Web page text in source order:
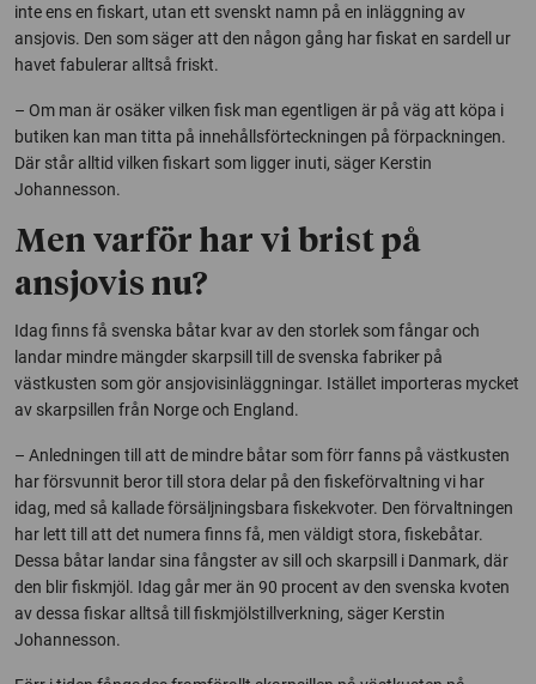
inte ens en fiskart, utan ett svenskt namn på en inläggning av
ansjovis. Den som säger att den någon gång har fiskat en sardell ur
havet fabulerar alltså friskt.
– Om man är osäker vilken fisk man egentligen är på väg att köpa i
butiken kan man titta på innehållsförteckningen på förpackningen.
Där står alltid vilken fiskart som ligger inuti, säger Kerstin
Johannesson.
Men varför har vi brist på
ansjovis nu?
Idag finns få svenska båtar kvar av den storlek som fångar och
landar mindre mängder skarpsill till de svenska fabriker på
västkusten som gör ansjovisinläggningar. Istället importeras mycket
av skarpsillen från Norge och England.
– Anledningen till att de mindre båtar som förr fanns på västkusten
har försvunnit beror till stora delar på den fiskeförvaltning vi har
idag, med så kallade försäljningsbara fiskekvoter. Den förvaltningen
har lett till att det numera finns få, men väldigt stora, fiskebåtar.
Dessa båtar landar sina fångster av sill och skarpsill i Danmark, där
den blir fiskmjöl. Idag går mer än 90 procent av den svenska kvoten
av dessa fiskar alltså till fiskmjölstillverkning, säger Kerstin
Johannesson.